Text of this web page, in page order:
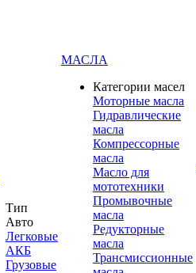
Тип
Авто
Легковые
АКБ
Грузовые
МАСЛА
Категории масел
Моторные масла
Гидравлические
масла
Компрессорные
масла
Масло для
мототехники
Промывочные
масла
Редукторные
масла
Трансмиссионные